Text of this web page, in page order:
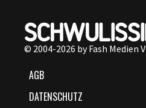
© 2004-2026 by Fash Medien
AGB
DATENSCHUTZ